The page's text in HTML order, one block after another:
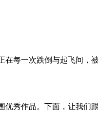
每一次跌倒与起飞间，
秀作品。下面，让我们